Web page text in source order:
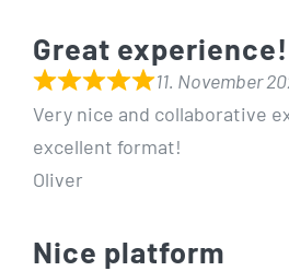
Great experience!
11. November
Very nice and collaborative
excellent format!
Oliver
Nice platform